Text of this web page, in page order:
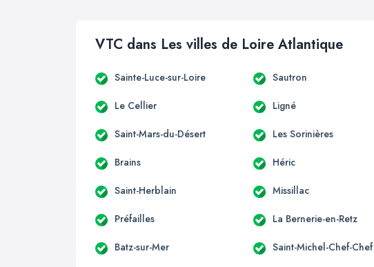
VTC dans Les villes de Loire Atlantique
Sainte-Luce-sur-Loire Sautron
Le Cellier Ligné
Saint-Mars-du-Désert Les Sorinières
Brains Héric
Saint-Herblain Missillac
Préfailles La Bernerie-en-Retz
Batz-sur-Mer Saint-Michel-Chef-Chef